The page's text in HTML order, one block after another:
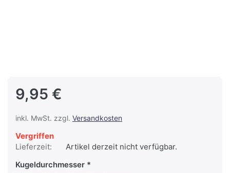
9,95 €
inkl. MwSt. zzgl. Versandkosten
Vergriffen
Lieferzeit:
Artikel derzeit nicht verfügbar.
Kugeldurchmesser